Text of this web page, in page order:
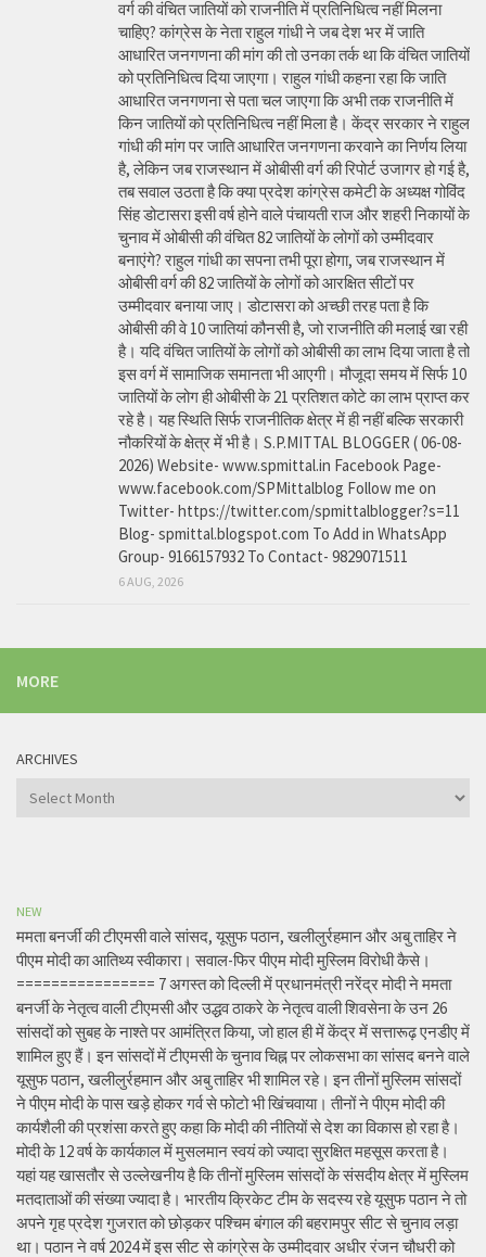
वर्ग की वंचित जातियों को राजनीति में प्रतिनिधित्व नहीं मिलना
चाहिए? कांग्रेस के नेता राहुल गांधी ने जब देश भर में जाति
आधारित जनगणना की मांग की तो उनका तर्क था कि वंचित जातियों
को प्रतिनिधित्व दिया जाएगा। राहुल गांधी कहना रहा कि जाति
आधारित जनगणना से पता चल जाएगा कि अभी तक राजनीति में
किन जातियों को प्रतिनिधित्व नहीं मिला है। केंद्र सरकार ने राहुल
गांधी की मांग पर जाति आधारित जनगणना करवाने का निर्णय लिया
है, लेकिन जब राजस्थान में ओबीसी वर्ग की रिपोर्ट उजागर हो गई है,
तब सवाल उठता है कि क्या प्रदेश कांग्रेस कमेटी के अध्यक्ष गोविंद
सिंह डोटासरा इसी वर्ष होने वाले पंचायती राज और शहरी निकायों के
चुनाव में ओबीसी की वंचित 82 जातियों के लोगों को उम्मीदवार
बनाएंगे? राहुल गांधी का सपना तभी पूरा होगा, जब राजस्थान में
ओबीसी वर्ग की 82 जातियों के लोगों को आरक्षित सीटों पर
उम्मीदवार बनाया जाए। डोटासरा को अच्छी तरह पता है कि
ओबीसी की वे 10 जातियां कौनसी है, जो राजनीति की मलाई खा रही
है। यदि वंचित जातियों के लोगों को ओबीसी का लाभ दिया जाता है तो
इस वर्ग में सामाजिक समानता भी आएगी। मौजूदा समय में सिर्फ 10
जातियों के लोग ही ओबीसी के 21 प्रतिशत कोटे का लाभ प्राप्त कर
रहे है। यह स्थिति सिर्फ राजनीतिक क्षेत्र में ही नहीं बल्कि सरकारी
नौकरियों के क्षेत्र में भी है। S.P.MITTAL BLOGGER ( 06-08-
2026) Website- www.spmittal.in Facebook Page-
www.facebook.com/SPMittalblog Follow me on
Twitter- https://twitter.com/spmittalblogger?s=11
Blog- spmittal.blogspot.com To Add in WhatsApp
Group- 9166157932 To Contact- 9829071511
6 AUG, 2026
MORE
ARCHIVES
Archives
NEW
ममता बनर्जी की टीएमसी वाले सांसद, यूसुफ पठान, खलीलुर्रहमान और अबु ताहिर ने
पीएम मोदी का आतिथ्य स्वीकारा। सवाल-फिर पीएम मोदी मुस्लिम विरोधी कैसे।
================ 7 अगस्त को दिल्ली में प्रधानमंत्री नरेंद्र मोदी ने ममता
बनर्जी के नेतृत्व वाली टीएमसी और उद्धव ठाकरे के नेतृत्व वाली शिवसेना के उन 26
सांसदों को सुबह के नाश्ते पर आमंत्रित किया, जो हाल ही में केंद्र में सत्तारूढ़ एनडीए में
शामिल हुए हैं। इन सांसदों में टीएमसी के चुनाव चिह्न पर लोकसभा का सांसद बनने वाले
यूसुफ पठान, खलीलुर्रहमान और अबु ताहिर भी शामिल रहे। इन तीनों मुस्लिम सांसदों
ने पीएम मोदी के पास खड़े होकर गर्व से फोटो भी खिंचवाया। तीनों ने पीएम मोदी की
कार्यशैली की प्रशंसा करते हुए कहा कि मोदी की नीतियों से देश का विकास हो रहा है।
मोदी के 12 वर्ष के कार्यकाल में मुसलमान स्वयं को ज्यादा सुरक्षित महसूस करता है।
यहां यह खासतौर से उल्लेखनीय है कि तीनों मुस्लिम सांसदों के संसदीय क्षेत्र में मुस्लिम
मतदाताओं की संख्या ज्यादा है। भारतीय क्रिकेट टीम के सदस्य रहे यूसुफ पठान ने तो
अपने गृह प्रदेश गुजरात को छोड़कर पश्चिम बंगाल की बहरामपुर सीट से चुनाव लड़ा
था। पठान ने वर्ष 2024 में इस सीट से कांग्रेस के उम्मीदवार अधीर रंजन चौधरी को